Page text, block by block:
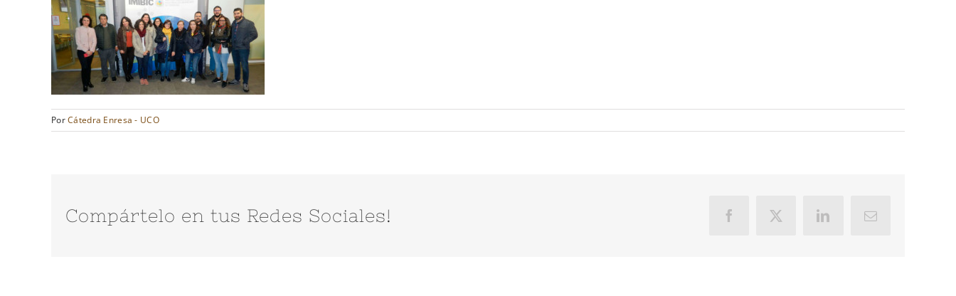
PorCátedra Enresa - UCO
Compártelo en tus Redes Sociales! FacebookX LinkedInCorreo